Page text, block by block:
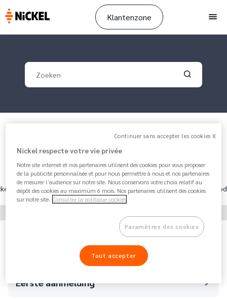
Klantenzone
Your search
Validate
Aan de slag met Nickel Een
Aan de slag met Nickel
Eerste aanmelding
Continuer sans accepter les cookies X
Nickel respecte votre vie privée
Notre site internet et nos partenaires utilisent des cookies pour vous proposer
de la publicité personnalisée et pour nous permettre à nous et nos partenaires
de mesurer l’audience sur notre site. Nous conservons votre choix relatif au
dépôt des cookies au maximum 6 mois. Nos partenaires utilisent des cookies
sur notre site. Consulter la politique cookies
Paramètres des cookies
Tout accepter